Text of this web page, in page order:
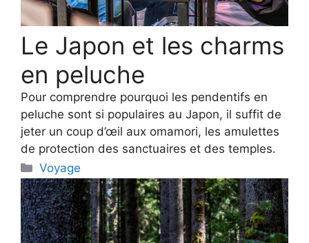
Le Japon et les charms
en peluche
Pour comprendre pourquoi les pendentifs en
peluche sont si populaires au Japon, il suffit de
jeter un coup d’œil aux omamori, les amulettes
de protection des sanctuaires et des temples.
Categories
Voyage